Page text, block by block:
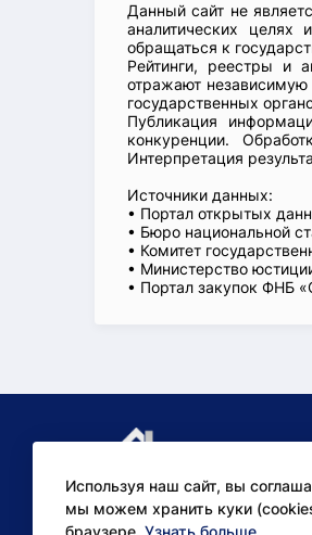
Данный сайт не
аналитических
обращаться к
Рейтинги, реестры и
отражают
государственных
Публикация
конкуренции.
Интерпретация
Источники данных:
• Портал открытых
• Бюро национальной
• Комитет
• Министерство
• Портал закупок ФНБ
Используя наш сайт, вы
мы можем хранить куки